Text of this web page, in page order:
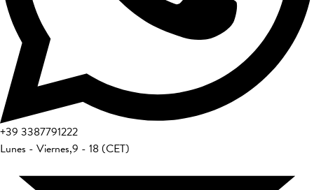
+39 3387791222
Lunes - Viernes,9 - 18 (CET)